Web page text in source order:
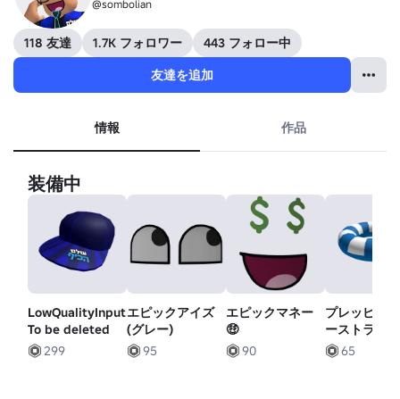
@sombolian
118 友達 1.7K フォロワー
443 フォロー中
友達を追加
情報 作品
装備中
LowQualityInput.
To be deleted
299
エピックアイズ
(グレー)
95
エピックマネー
🤑
90
プレッピー
ーストライ
サマーフロ
（浮き輪）
65